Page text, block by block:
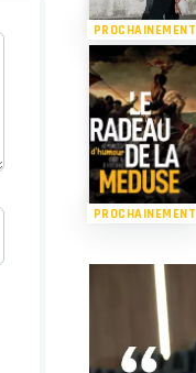
PROCHAINEMENT
PROCHAINEMENT